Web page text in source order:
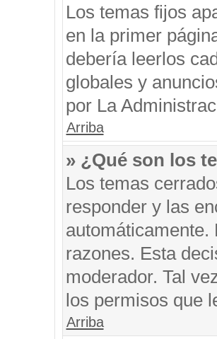
Los temas fijos
en la primer
debería leerlos
globales y
por La
Arriba
» ¿Qué son los
Los temas
responder y las
automáticamente.
razones. Esta
moderador. Tal
los permisos que
Arriba